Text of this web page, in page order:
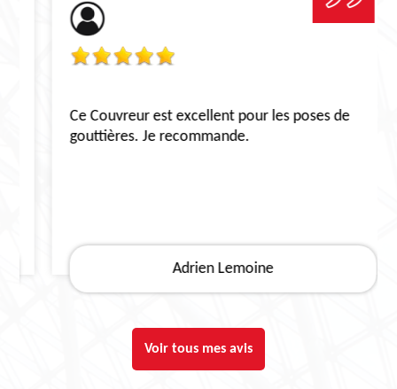
Ce Couvreur est excellent pour les poses de
gouttières. Je recommande.
Adrien Lemoine
Voir tous mes avis